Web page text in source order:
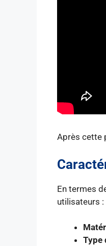
Après cette
En termes
utilisateurs :
Type